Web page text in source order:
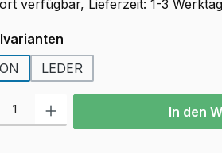
verfügbar, Lieferzeit: 1-3
LEDER
Anzahl: Gib den gewünschten Wert
In den